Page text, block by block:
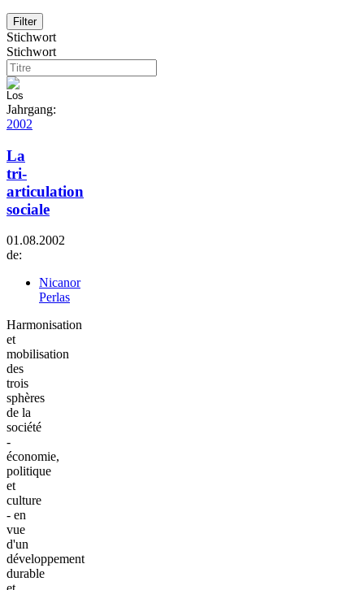
Stichwort
Stichwort
Jahrgang:
2002
La
tri-
articulation
sociale
01.08.2002
de:
Nicanor
Perlas
Harmonisation
et
mobilisation
des
trois
sphères
de la
société
-
économie,
politique
et
culture
- en
vue
d'un
développement
durable